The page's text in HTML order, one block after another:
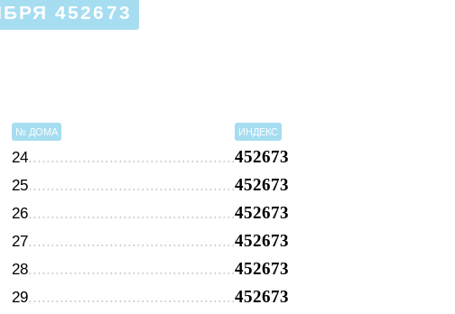
452673
№ ДОМА ИНДЕКС
24 452673
25 452673
26 452673
27 452673
28 452673
29 452673